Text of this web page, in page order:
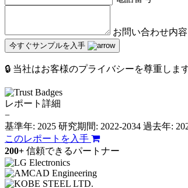
お問い合わせ内容
今すぐサンプルを入手
🔒 当社はお客様のプライバシーを尊重しま
レポート詳細
−
基準年: 2025 研究期間: 2022-2034 過去年:
このレポートを入手
200+ 信頼できるパートナー